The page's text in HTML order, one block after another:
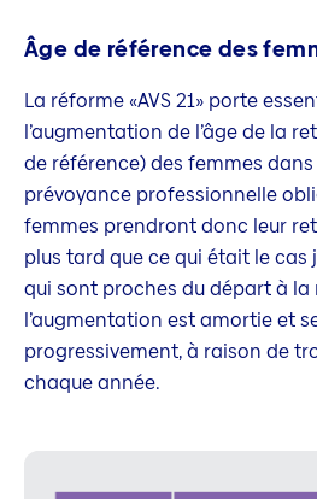
Âge de référence des
La réforme «AVS 21» porte
l’augmentation de l’âge de la
de référence) des femmes dans
prévoyance professionnelle
femmes prendront donc leur
plus tard que ce qui était le cas
qui sont proches du départ à la
l’augmentation est amortie et
progressivement, à raison de
chaque année.